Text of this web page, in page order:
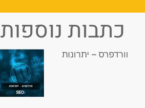
כתבות נוספות
וורדפרס – יתרונות